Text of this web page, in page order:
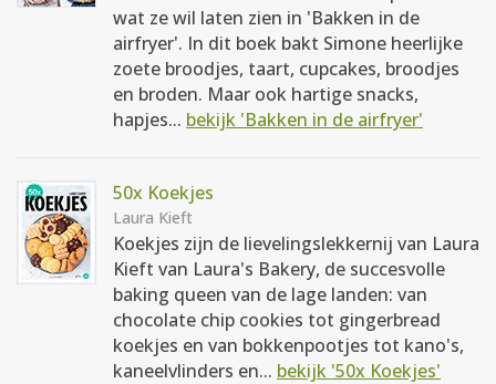
wat ze wil laten zien in 'Bakken in de
airfryer'. In dit boek bakt Simone heerlijke
zoete broodjes, taart, cupcakes, broodjes
en broden. Maar ook hartige snacks,
hapjes... bekijk 'Bakken in de airfryer'
50x Koekjes
Laura Kieft
Koekjes zijn de lievelingslekkernij van Laura
Kieft van Laura's Bakery, de succesvolle
baking queen van de lage landen: van
chocolate chip cookies tot gingerbread
koekjes en van bokkenpootjes tot kano's,
kaneelvlinders en... bekijk '50x Koekjes'